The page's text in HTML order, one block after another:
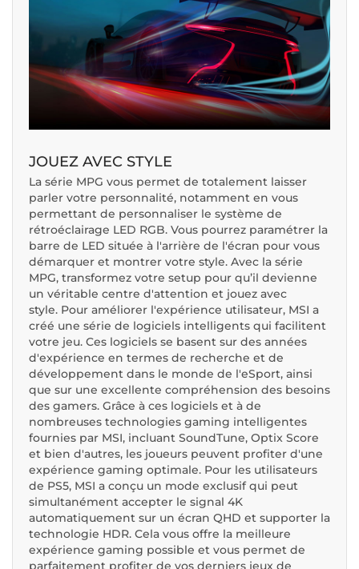
JOUEZ AVEC STYLE
La série MPG vous permet de totalement laisser
parler votre personnalité, notamment en vous
permettant de personnaliser le système de
rétroéclairage LED RGB. Vous pourrez paramétrer la
barre de LED située à l'arrière de l'écran pour vous
démarquer et montrer votre style. Avec la série
MPG, transformez votre setup pour qu’il devienne
un véritable centre d'attention et jouez avec
style. Pour améliorer l'expérience utilisateur, MSI a
créé une série de logiciels intelligents qui facilitent
votre jeu. Ces logiciels se basent sur des années
d'expérience en termes de recherche et de
développement dans le monde de l'eSport, ainsi
que sur une excellente compréhension des besoins
des gamers. Grâce à ces logiciels et à de
nombreuses technologies gaming intelligentes
fournies par MSI, incluant SoundTune, Optix Score
et bien d'autres, les joueurs peuvent profiter d'une
expérience gaming optimale. Pour les utilisateurs
de PS5, MSI a conçu un mode exclusif qui peut
simultanément accepter le signal 4K
automatiquement sur un écran QHD et supporter la
technologie HDR. Cela vous offre la meilleure
expérience gaming possible et vous permet de
parfaitement profiter de vos derniers jeux de